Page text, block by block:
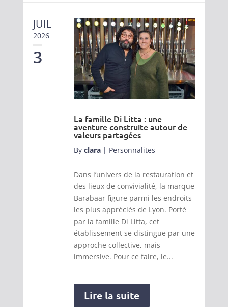
JUIL
2026
3
La famille Di Litta : une
aventure construite autour de
valeurs partagées
By clara| Personnalites
Dans l’univers de la restauration et
des lieux de convivialité, la marque
Barabaar figure parmi les endroits
les plus appréciés de Lyon. Porté
par la famille Di Litta, cet
établissement se distingue par une
approche collective, mais
immersive. Pour ce faire, le...
Lire la suite